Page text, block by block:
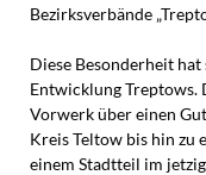
Bezirksverbände
Diese Besonderheit
Entwicklung Treptows.
Vorwerk über einen
Kreis Teltow bis hin zu
einem Stadtteil im